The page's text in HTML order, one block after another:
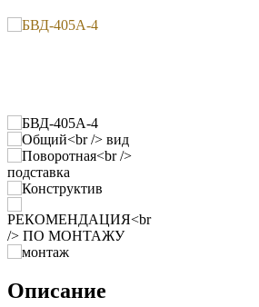
Описание